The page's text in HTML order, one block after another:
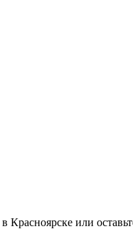
в Красноярске или